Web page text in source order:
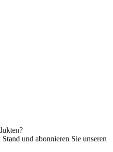
und abonnieren Sie unseren